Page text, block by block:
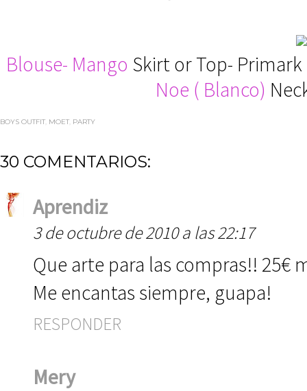
Blouse- Mango Skirt or Top- Primark
Noe ( Blanco)
BOYS OUTFIT, MOET, PARTY
30 COMENTARIOS:
Aprendiz
3 de octubre de 2010 a las 22:17
Que arte para las compras!! 25€
Me encantas siempre, guapa!
RESPONDER
Mery